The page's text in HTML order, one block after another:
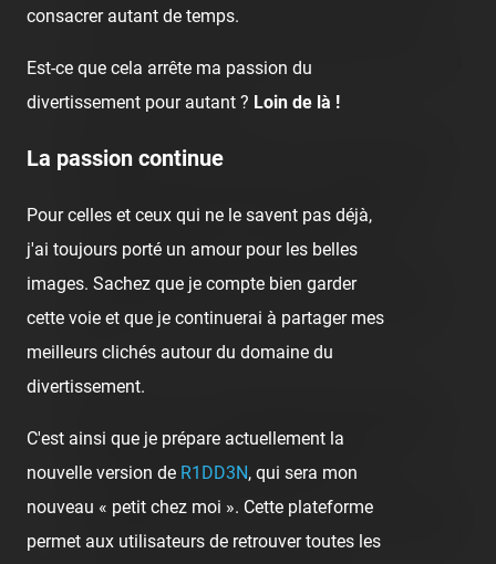
Choo-Choo ». Mon coup de cœur des lieux ! ❤️
le Train Gourmand, ma traditionnelle Pomme sans
la thématique fruitée 😜
Magic Mountain : rien à voir avec Six Flags. C'est
Fun, le layout inclut un looping incliné mais le
voyage s'effectue sans aucun confort. Le
constructeur italien aurait mieux fait de s'arrêter
aux Break Dance au lieu de s'aventurer dans les
rails.
Crazy Mouse : une traditionnelle Spinning Wild
Mouse qu'on retrouve d'habitude chez Reverchon,
mais qui est finalement une bonne copie
(certainement chinoise) !(Merci à Von Ati dans les
commentaires pour avoir mis la puce à l'oreille 😉)
consacrer autant de temps.
Est-ce que cela arrête ma passion du
divertissement pour autant ? Loin de là !
La passion continue
Pour celles et ceux qui ne le savent pas déjà,
j'ai toujours porté un amour pour les belles
images. Sachez que je compte bien garder
cette voie et que je continuerai à partager mes
meilleurs clichés autour du domaine du
divertissement.
C'est ainsi que je prépare actuellement la
nouvelle version de R1DD3N, qui sera mon
nouveau « petit chez moi ». Cette plateforme
permet aux utilisateurs de retrouver toutes les